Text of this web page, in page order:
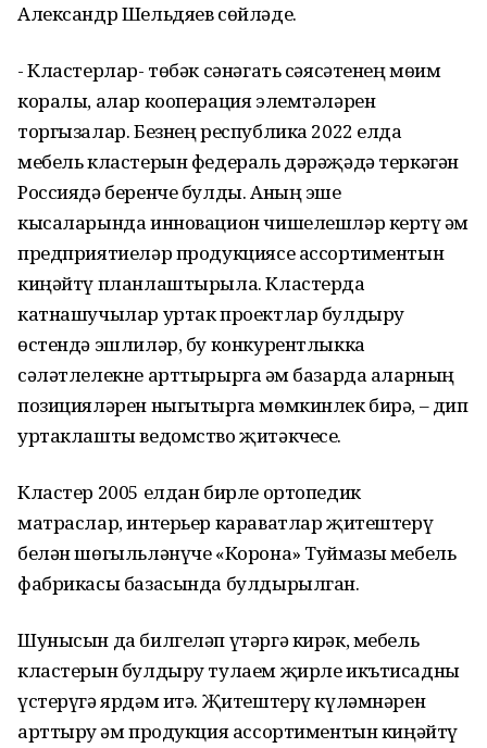
Александр Шельдяев сөйләде.
- Кластерлар- төбәк сәнәгать сәясәтенең мөһим
коралы, алар кооперация элемтәләрен
торгызалар. Безнең республика 2022 елда
мебель кластерын федераль дәрәҗәдә теркәгән
Россиядә беренче булды. Аның эше
кысаларында инновацион чишелешләр кертү һәм
предприятиеләр продукциясе ассортиментын
киңәйтү планлаштырыла. Кластерда
катнашучылар уртак проектлар булдыру
өстендә эшлиләр, бу конкурентлыкка
сәләтлелекне арттырырга һәм базарда аларның
позицияләрен ныгытырга мөмкинлек бирә, – дип
уртаклашты ведомство җитәкчесе.
Кластер 2005 елдан бирле ортопедик
матраслар, интерьер караватлар җитештерү
белән шөгыльләнүче «Корона» Туймазы мебель
фабрикасы базасында булдырылган.
Шунысын да билгеләп үтәргә кирәк, мебель
кластерын булдыру тулаем җирле икътисадны
үстерүгә ярдәм итә. Җитештерү күләмнәрен
арттыру һәм продукция ассортиментын киңәйтү